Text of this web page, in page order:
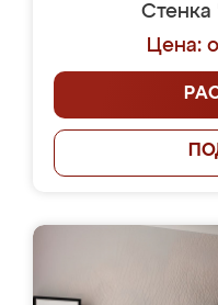
Стенка
Цена: